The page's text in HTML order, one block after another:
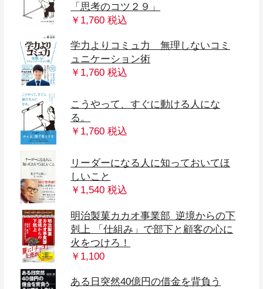
「思考のコツ２９」
￥1,760 税込
学力よりコミュ力 無理しないコミ
ュニケーション術
￥1,760 税込
こうやって、すぐに動ける人にな
る。
￥1,760 税込
リーダーになる人に知っておいてほ
しいこと
￥1,540 税込
明治製菓カカオ事業部 逆境からの下
剋上 「仕組み」で部下と顧客の心に
火をつけろ！
￥1,100
ある日突然40億円の借金を背負う